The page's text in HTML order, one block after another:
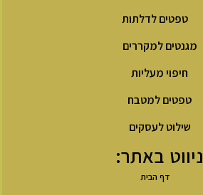
טפטים לדלתות
מגנטים למקררים
חיפוי מעליות
טפטים למטבח
שילוט לעסקים
ניווט באתר:
דף הבית